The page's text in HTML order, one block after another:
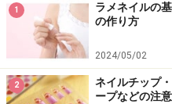
1
ラメネイルの
の作り方
2024/05/02
2
ネイルチップ
ープなどの注